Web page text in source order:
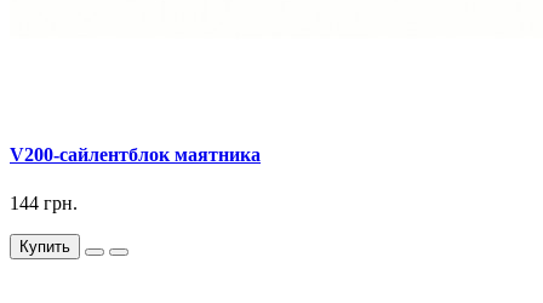
V200-сайлентблок маятника
144 грн.
Купить